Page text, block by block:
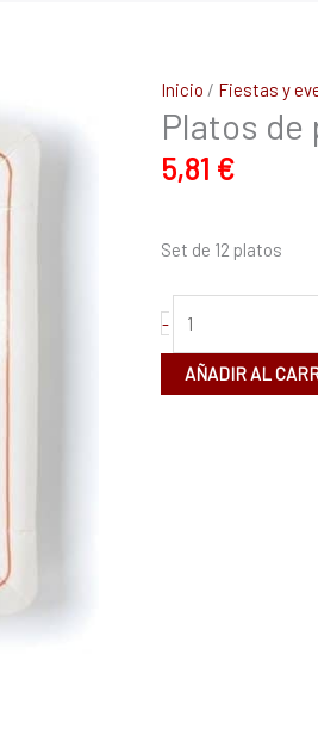
Inicio / Fiestas y
Platos de
5,81 €
Set de 12 platos
-
Platos
de
papel
cuadrados
23cm
AÑADIR AL